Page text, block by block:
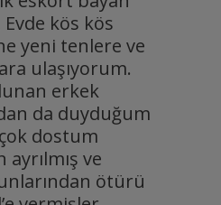
kös kös
yeni tenlere ve
ulaşıyorum.
erkek
da duyduğum
dostum
ve
ötürü